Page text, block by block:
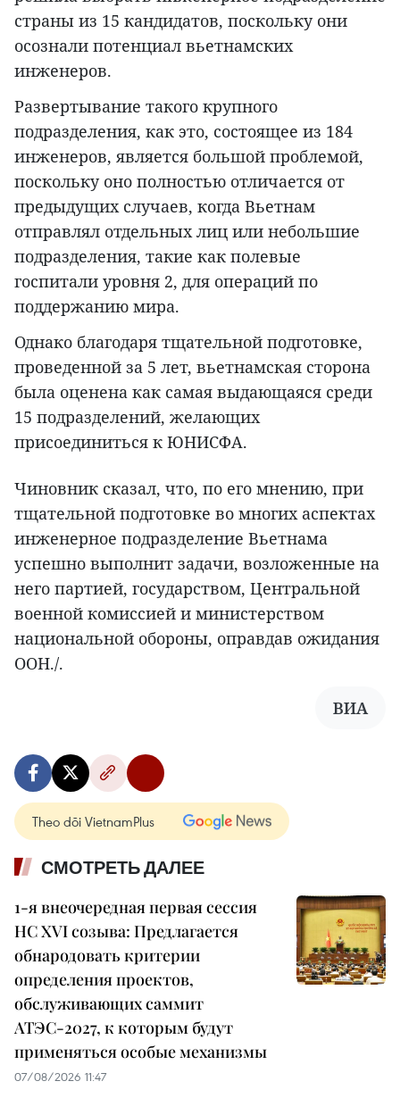
страны из 15 кандидатов, поскольку они
осознали потенциал вьетнамских
инженеров.
Развертывание такого крупного
подразделения, как это, состоящее из 184
инженеров, является большой проблемой,
поскольку оно полностью отличается от
предыдущих случаев, когда Вьетнам
отправлял отдельных лиц или небольшие
подразделения, такие как полевые
госпитали уровня 2, для операций по
поддержанию мира.
Однако благодаря тщательной подготовке,
проведенной за 5 лет, вьетнамская сторона
была оценена как самая выдающаяся среди
15 подразделений, желающих
присоединиться к ЮНИСФА.
Чиновник сказал, что, по его мнению, при
тщательной подготовке во многих аспектах
инженерное подразделение Вьетнама
успешно выполнит задачи, возложенные на
него партией, государством, Центральной
военной комиссией и министерством
национальной обороны, оправдав ожидания
ООН./.
ВИА
Theo dõi VietnamPlus
СМОТРЕТЬ ДАЛЕЕ
1-я внеочередная первая сессия
НС XVI созыва: Предлагается
обнародовать критерии
определения проектов,
обслуживающих саммит
АТЭС-2027, к которым будут
применяться особые механизмы
07/08/2026 11:47